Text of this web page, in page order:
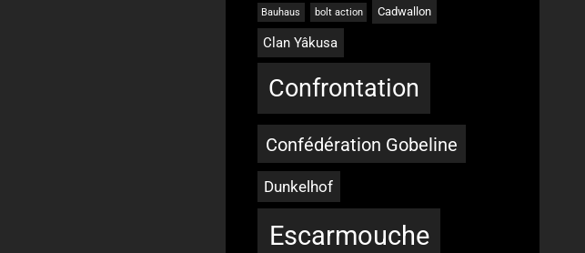
Bauhaus bolt action Cadwallon
Clan Yâkusa
Confrontation
Confédération Gobeline
Dunkelhof
Escarmouche